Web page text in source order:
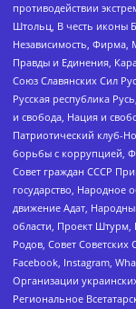
противодействии
Штольц, В честь иконы
Независимость, Фирма,
Правды и Единения,
Союз Славянских Сил
Русская республика
и свобода, Нация и
Патриотический клуб-
борьбы с коррупцией,
Совет граждан СССР
государство, Народное
движение Адат,
области, Проект Штурм,
Родов, Совет Советских
Facebook, Instagram,
Организации
Региональное